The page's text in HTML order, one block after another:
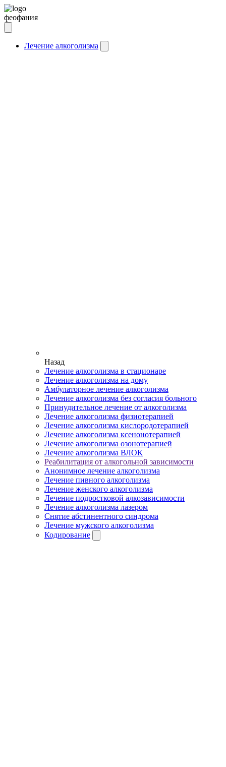
феофания
Лечение алкоголизма
Назад
Лечение алкоголизма в стационаре
Лечение алкоголизма на дому
Амбулаторное лечение алкоголизма
Лечение алкоголизма без согласия больного
Принудительное лечение от алкоголизма
Лечение алкоголизма физиотерапией
Лечение алкоголизма кислородотерапией
Лечение алкоголизма ксенонотерапией
Лечение алкоголизма озонотерапией
Лечение алкоголизма ВЛОК
Реабилитация от алкогольной зависимости
Анонимное лечение алкоголизма
Лечение пивного алкоголизма
Лечение женского алкоголизма
Лечение подростковой алкозависимости
Лечение алкоголизма лазером
Снятие абстинентного синдрома
Лечение мужского алкоголизма
Кодирование